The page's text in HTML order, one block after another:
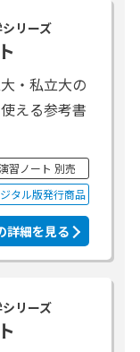
リーズ
・私立大の
える参考書
習ノート 別売
タル版発行商品
詳細を見る
リーズ